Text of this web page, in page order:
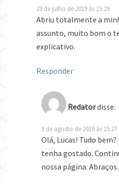
29 de julho de 2019 às 15:29
Abriu totalmente a
assunto, muito bom o
explicativo.
Responder
Redatordisse:
9 de agosto de 2019 às 15:27
Olá, Lucas! Tudo
tenha gostado.
nossa página. Abraços.